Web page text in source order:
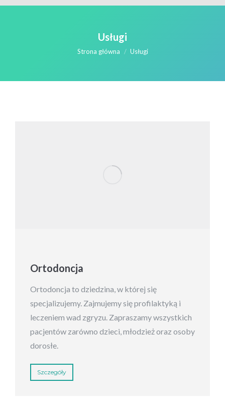
Usługi
Jesteś tutaj:
Strona główna Usługi
Ortodoncja
Ortodoncja to dziedzina, w której się
specjalizujemy. Zajmujemy się profilaktyką i
leczeniem wad zgryzu. Zapraszamy wszystkich
pacjentów zarówno dzieci, młodzież oraz osoby
dorosłe.
Szczegóły